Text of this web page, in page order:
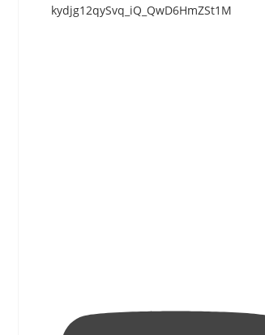
kydjg12qySvq_iQ_QwD6HmZSt1M